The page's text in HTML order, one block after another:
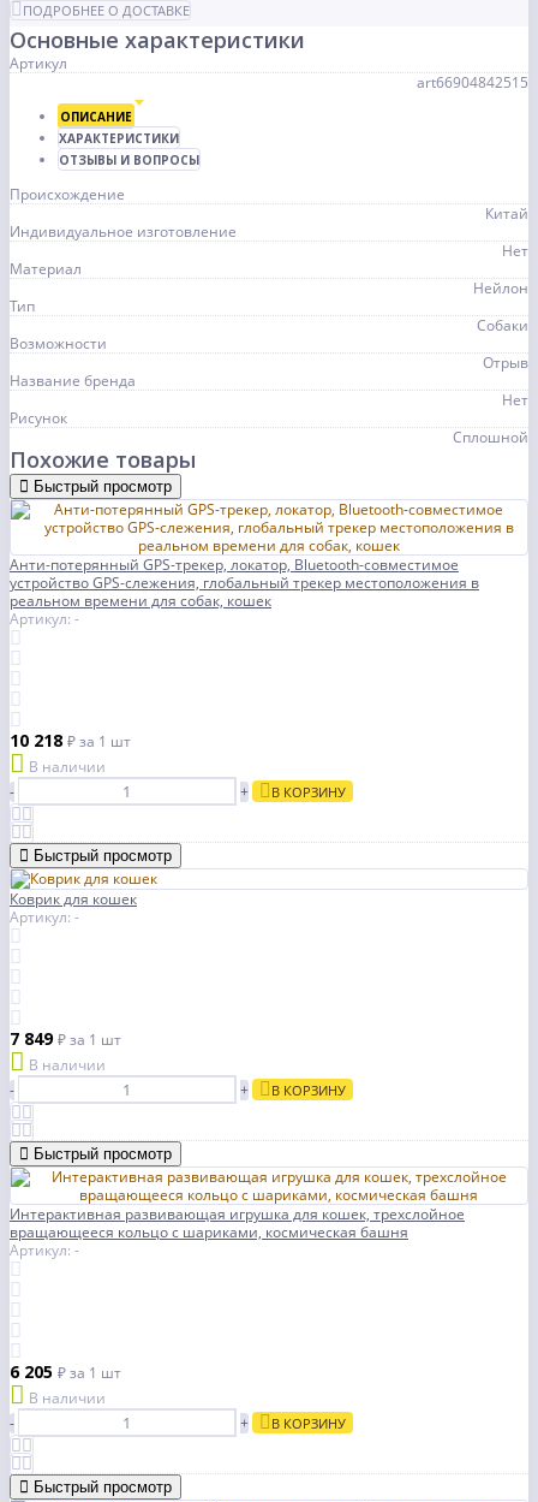
ПОДРОБНЕЕ О ДОСТАВКЕ
Основные характеристики
Артикул
art66904842515
ОПИСАНИЕ
ХАРАКТЕРИСТИКИ
ОТЗЫВЫ И ВОПРОСЫ
Происхождение
Китай
Индивидуальное изготовление
Нет
Материал
Нейлон
Тип
Собаки
Возможности
Отрыв
Название бренда
Нет
Рисунок
Сплошной
Похожие товары
Быстрый просмотр
Анти-потерянный GPS-трекер, локатор, Bluetooth-совместимое
устройство GPS-слежения, глобальный трекер местоположения в
реальном времени для собак, кошек
Артикул: -
10 218 ₽за 1 шт
В наличии
-
+ В КОРЗИНУ
Быстрый просмотр
Коврик для кошек
Артикул: -
7 849₽за 1 шт
В наличии
-
+ В КОРЗИНУ
Быстрый просмотр
Интерактивная развивающая игрушка для кошек, трехслойное
вращающееся кольцо с шариками, космическая башня
Артикул: -
6 205 ₽за 1 шт
В наличии
-
+ В КОРЗИНУ
Быстрый просмотр